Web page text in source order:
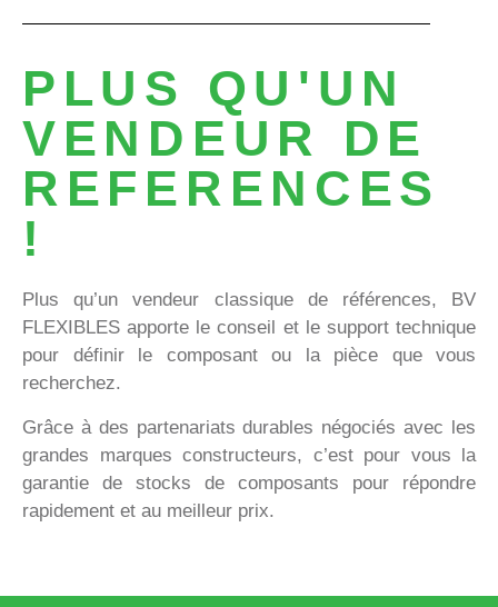
PLUS QU'UN
VENDEUR DE
REFERENCES
!
Plus qu’un vendeur classique de références, BV
FLEXIBLES apporte le conseil et le support technique
pour définir le composant ou la pièce que vous
recherchez.
Grâce à des partenariats durables négociés avec les
grandes marques constructeurs, c’est pour vous la
garantie de stocks de composants pour répondre
rapidement et au meilleur prix.